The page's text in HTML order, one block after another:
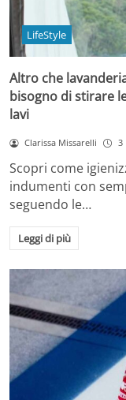
LifeStyle
Altro che
bisogno di stirare
lavi
Clarissa Missarelli 3
Scopri come
indumenti con
seguendo le…
Leggi di più